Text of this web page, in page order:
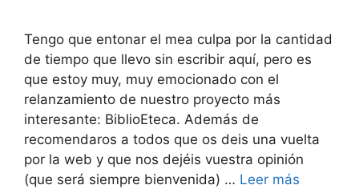
Tengo que entonar el mea culpa por la cantidad
de tiempo que llevo sin escribir aquí, pero es
que estoy muy, muy emocionado con el
relanzamiento de nuestro proyecto más
interesante: BiblioEteca. Además de
recomendaros a todos que os deis una vuelta
por la web y que nos dejéis vuestra opinión
(que será siempre bienvenida) … Leer más